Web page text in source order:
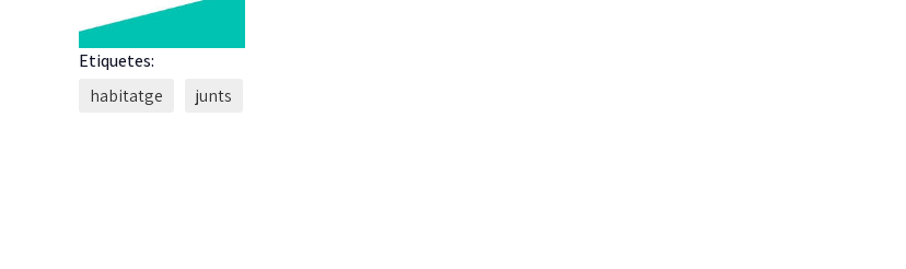
Etiquetes:
habitatge
junts